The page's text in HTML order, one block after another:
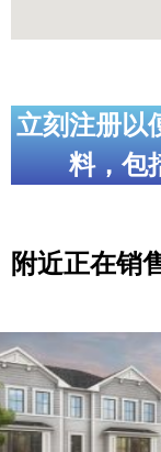
立刻注册以
料，包
附近正在销